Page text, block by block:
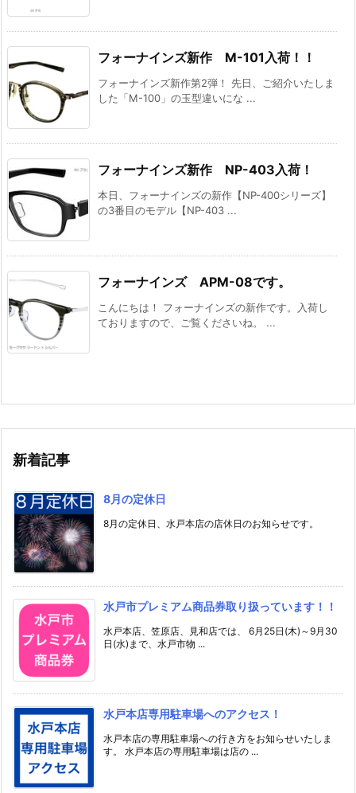
フォーナインズ新作 M-101入荷！！
フォーナインズ新作第2弾！ 先日、ご紹介いたしま
した「M-100」の玉型違いにな ...
フォーナインズ新作 NP-403入荷！
本日、フォーナインズの新作【NP-400シリーズ】
の3番目のモデル【NP-403 ...
フォーナインズ APM-08です。
こんにちは！ フォーナインズの新作です。入荷し
ておりますので、ご覧くださいね。 ...
新着記事
8月の定休日
8月の定休日、水戸本店の店休日のお知らせです。
水戸市プレミアム商品券取り扱っています！！
水戸本店、笠原店、見和店では、 6月25日(木)～9月30
日(水)まで、水戸市物 ...
水戸本店専用駐車場へのアクセス！
水戸本店の専用駐車場への行き方をお知らせいたしま
す。 水戸本店の専用駐車場は店の ...